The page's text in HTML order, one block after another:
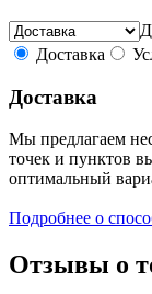
Доставка
Доставка
Мы предлагаем
точек и пунктов
оптимальный
Подробнее о
Отзывы о